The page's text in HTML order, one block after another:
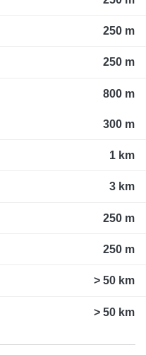
250 m
250 m
800 m
300 m
1 km
3 km
250 m
250 m
> 50 km
> 50 km